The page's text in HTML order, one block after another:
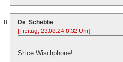
De_Schebbe
[Freitag, 23.08.24 8:32 Uhr]
Shice Wischphone!